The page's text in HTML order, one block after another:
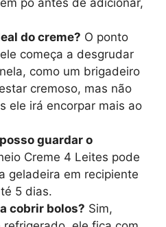
do creme? O ponto
começa a desgrudar
como um brigadeiro
cremoso, mas não
ele irá encorpar mais ao
guardar o
Creme 4 Leites pode
geladeira em recipiente
5 dias.
cobrir bolos? Sim,